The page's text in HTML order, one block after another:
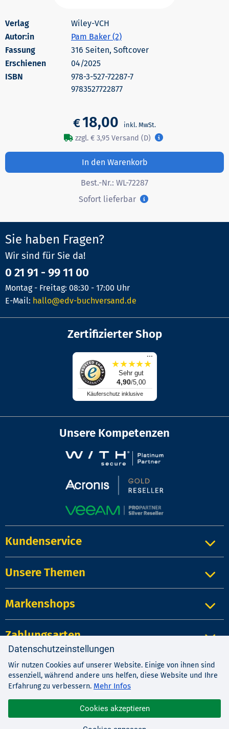
Wiley-VCH
Autor:in
Pam Baker (2)
316 Seiten, Softcover
Erschienen
04/2025
978-3-527-72287-7
9783527722877
€18,00
zzgl. € 3,95 Versand (D)
In den Warenkorb
Best.-Nr.: WL-72287
Sofort lieferbar
Sie haben Fragen?
Wir sind für Sie da!
0 21 91 - 99 11 00
Montag - Freitag: 08:30 - 17:00 Uhr
E-Mail: hallo@edv-buchversand.de
Zertifizierter Shop
...
★★★★★
Sehr gut
4,90/5,00
Käuferschutz inklusive
Unsere Kompetenzen
Kundenservice
Unsere Themen
Markenshops
Zahlungsarten
Impressum| Kontakt| Datenschutz
| Widerrufsrecht
© 1987-2026 EDV-BUCHVERSAND Delf Michel e.K.
Datenschutzeinstellungen
Wir nutzen Cookies auf unserer Website. Einige von ihnen sind
essenziell, während andere uns helfen, diese Website und Ihre
Erfahrung zu verbessern. Mehr Infos
Cookies akzeptieren